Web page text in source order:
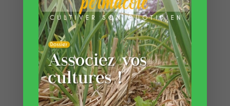
Carton en permaculture : comment
l’utiliser ?
19 Sep 2022